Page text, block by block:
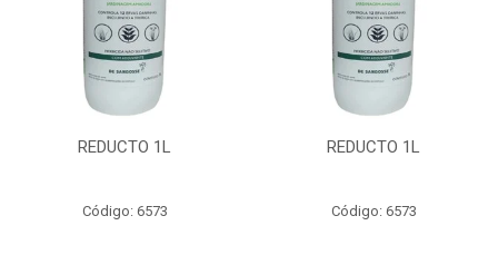
REDUCTO 1L
Código: 6573
REDUCTO 1L
Código: 6573